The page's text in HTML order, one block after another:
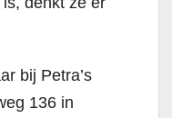
bij Petra’s
136 in